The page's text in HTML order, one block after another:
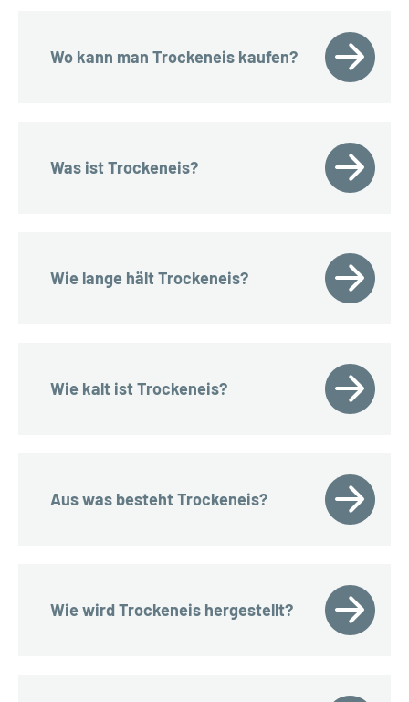
Wo kann man Trockeneis kaufen?
Was ist Trockeneis?
Wie lange hält Trockeneis?
Wie kalt ist Trockeneis?
Aus was besteht Trockeneis?
Wie wird Trockeneis hergestellt?